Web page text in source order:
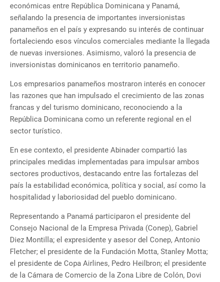
económicas entre República Dominicana y Panamá,
señalando la presencia de importantes inversionistas
panameños en el país y expresando su interés de continuar
fortaleciendo esos vínculos comerciales mediante la llegada
de nuevas inversiones. Asimismo, valoró la presencia de
inversionistas dominicanos en territorio panameño.
Los empresarios panameños mostraron interés en conocer
las razones que han impulsado el crecimiento de las zonas
francas y del turismo dominicano, reconociendo a la
República Dominicana como un referente regional en el
sector turístico.
En ese contexto, el presidente Abinader compartió las
principales medidas implementadas para impulsar ambos
sectores productivos, destacando entre las fortalezas del
país la estabilidad económica, política y social, así como la
hospitalidad y laboriosidad del pueblo dominicano.
Representando a Panamá participaron el presidente del
Consejo Nacional de la Empresa Privada (Conep), Gabriel
Diez Montilla; el expresidente y asesor del Conep, Antonio
Fletcher; el presidente de la Fundación Motta, Stanley Motta;
el presidente de Copa Airlines, Pedro Heilbron; el presidente
de la Cámara de Comercio de la Zona Libre de Colón, Dovi